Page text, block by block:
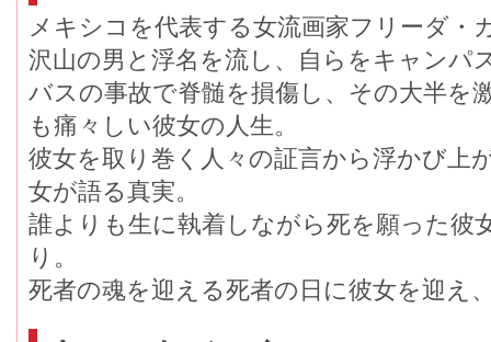
メキシコを代表する女流画家フリーダ・
沢山の男と浮名を流し、自らをキャンパ
バスの事故で脊髄を損傷し、その大半を
も痛々しい彼女の人生。
彼女を取り巻く人々の証言から浮かび上
女が語る真実。
誰よりも生に執着しながら死を願った彼
り。
死者の魂を迎える死者の日に彼女を迎え